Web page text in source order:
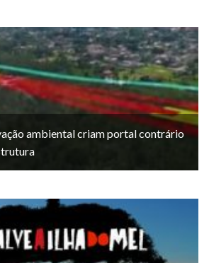
ambiental criam portal contrário